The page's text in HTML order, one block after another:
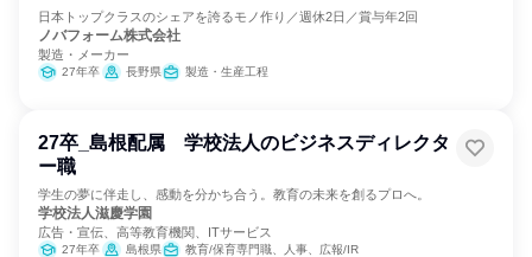
日本トップクラスのシェアを誇るモノ作り／週休2日／賞与年2回
ノバフォーム株式会社
製造・メーカー
27年卒 長野県 製造・生産工程
27卒_島根配属 学校法人のビジネスディレクタ
ー職
学生の夢に伴走し、感動を分かち合う。教育の未来を創るプロへ。
学校法人滋慶学園
広告・宣伝、高等教育機関、ITサービス
27年卒 島根県 教育/保育専門職、人事、広報/IR